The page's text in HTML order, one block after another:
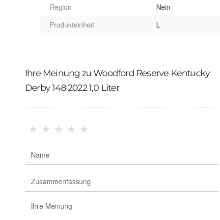
Region
Nein
Produkteinheit
L
Ihre Meinung zu Woodford Reserve Kentucky
Derby 148 2022 1,0 Liter
★ ★ ★ ★ ★